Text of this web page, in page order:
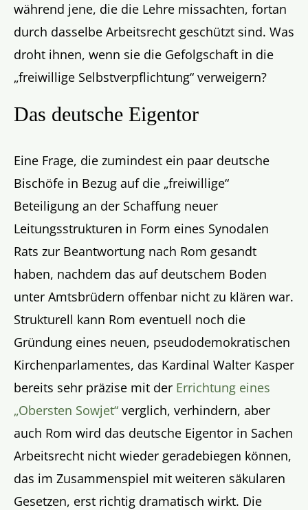
während jene, die die Lehre missachten, fortan
durch dasselbe Arbeitsrecht geschützt sind. Was
droht ihnen, wenn sie die Gefolgschaft in die
„freiwillige Selbstverpflichtung“ verweigern?
Das deutsche Eigentor
Eine Frage, die zumindest ein paar deutsche
Bischöfe in Bezug auf die „freiwillige“
Beteiligung an der Schaffung neuer
Leitungsstrukturen in Form eines Synodalen
Rats zur Beantwortung nach Rom gesandt
haben, nachdem das auf deutschem Boden
unter Amtsbrüdern offenbar nicht zu klären war.
Strukturell kann Rom eventuell noch die
Gründung eines neuen, pseudodemokratischen
Kirchenparlamentes, das Kardinal Walter Kasper
bereits sehr präzise mit der Errichtung eines
„Obersten Sowjet“ verglich, verhindern, aber
auch Rom wird das deutsche Eigentor in Sachen
Arbeitsrecht nicht wieder geradebiegen können,
das im Zusammenspiel mit weiteren säkularen
Gesetzen, erst richtig dramatisch wirkt. Die